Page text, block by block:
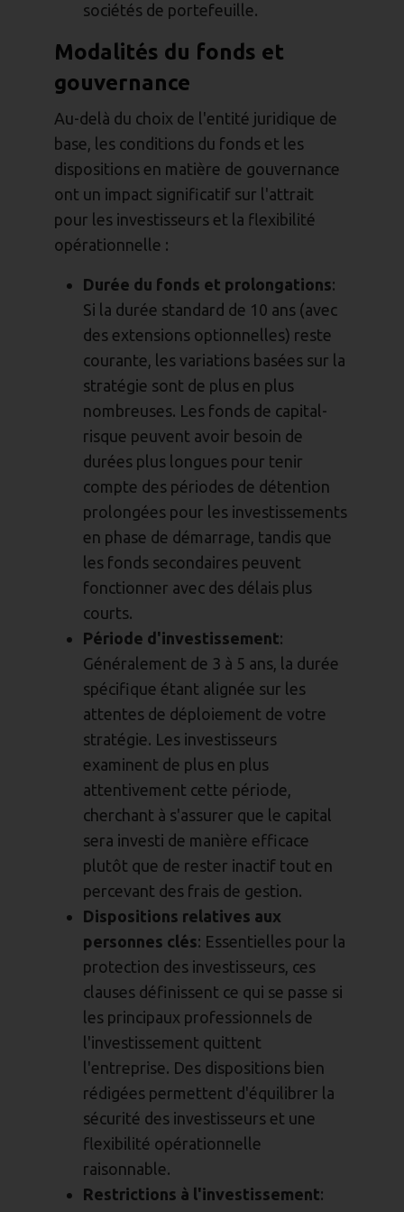
sociétés de portefeuille.
Modalités du fonds et
gouvernance
Au-delà du choix de l'entité juridique de
base, les conditions du fonds et les
dispositions en matière de gouvernance
ont un impact significatif sur l'attrait
pour les investisseurs et la flexibilité
opérationnelle :
Durée du fonds et prolongations:
Si la durée standard de 10 ans (avec
des extensions optionnelles) reste
courante, les variations basées sur la
stratégie sont de plus en plus
nombreuses. Les fonds de capital-
risque peuvent avoir besoin de
durées plus longues pour tenir
compte des périodes de détention
prolongées pour les investissements
en phase de démarrage, tandis que
les fonds secondaires peuvent
fonctionner avec des délais plus
courts.
Période d'investissement:
Généralement de 3 à 5 ans, la durée
spécifique étant alignée sur les
attentes de déploiement de votre
stratégie. Les investisseurs
examinent de plus en plus
attentivement cette période,
cherchant à s'assurer que le capital
sera investi de manière efficace
plutôt que de rester inactif tout en
percevant des frais de gestion.
Dispositions relatives aux
personnes clés: Essentielles pour la
protection des investisseurs, ces
clauses définissent ce qui se passe si
les principaux professionnels de
l'investissement quittent
l'entreprise. Des dispositions bien
rédigées permettent d'équilibrer la
sécurité des investisseurs et une
flexibilité opérationnelle
raisonnable.
Restrictions à l'investissement: